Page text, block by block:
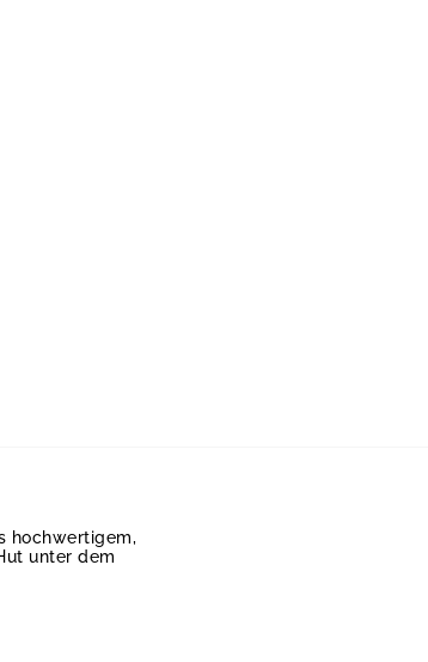
hochwertigem,
unter dem